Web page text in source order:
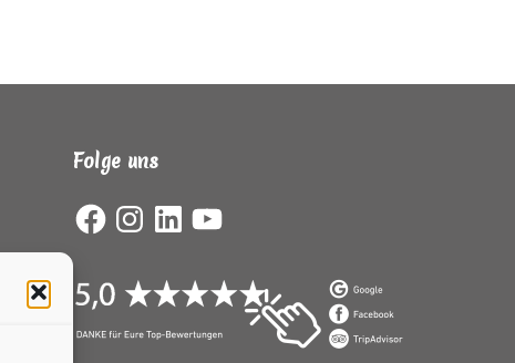
Folge uns
FacebookInstagramLinkedInYouTube